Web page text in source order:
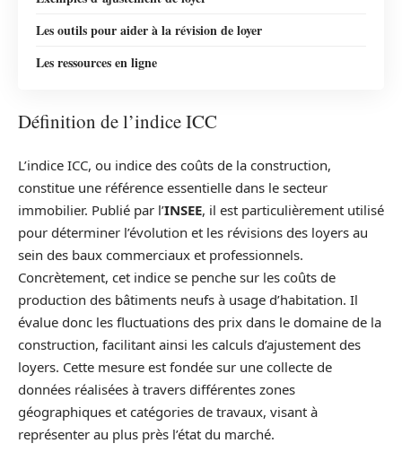
Les outils pour aider à la révision de loyer
Les ressources en ligne
Définition de l’indice ICC
L’indice ICC, ou indice des coûts de la construction,
constitue une référence essentielle dans le secteur
immobilier. Publié par l’INSEE, il est particulièrement utilisé
pour déterminer l’évolution et les révisions des loyers au
sein des baux commerciaux et professionnels.
Concrètement, cet indice se penche sur les coûts de
production des bâtiments neufs à usage d’habitation. Il
évalue donc les fluctuations des prix dans le domaine de la
construction, facilitant ainsi les calculs d’ajustement des
loyers. Cette mesure est fondée sur une collecte de
données réalisées à travers différentes zones
géographiques et catégories de travaux, visant à
représenter au plus près l’état du marché.